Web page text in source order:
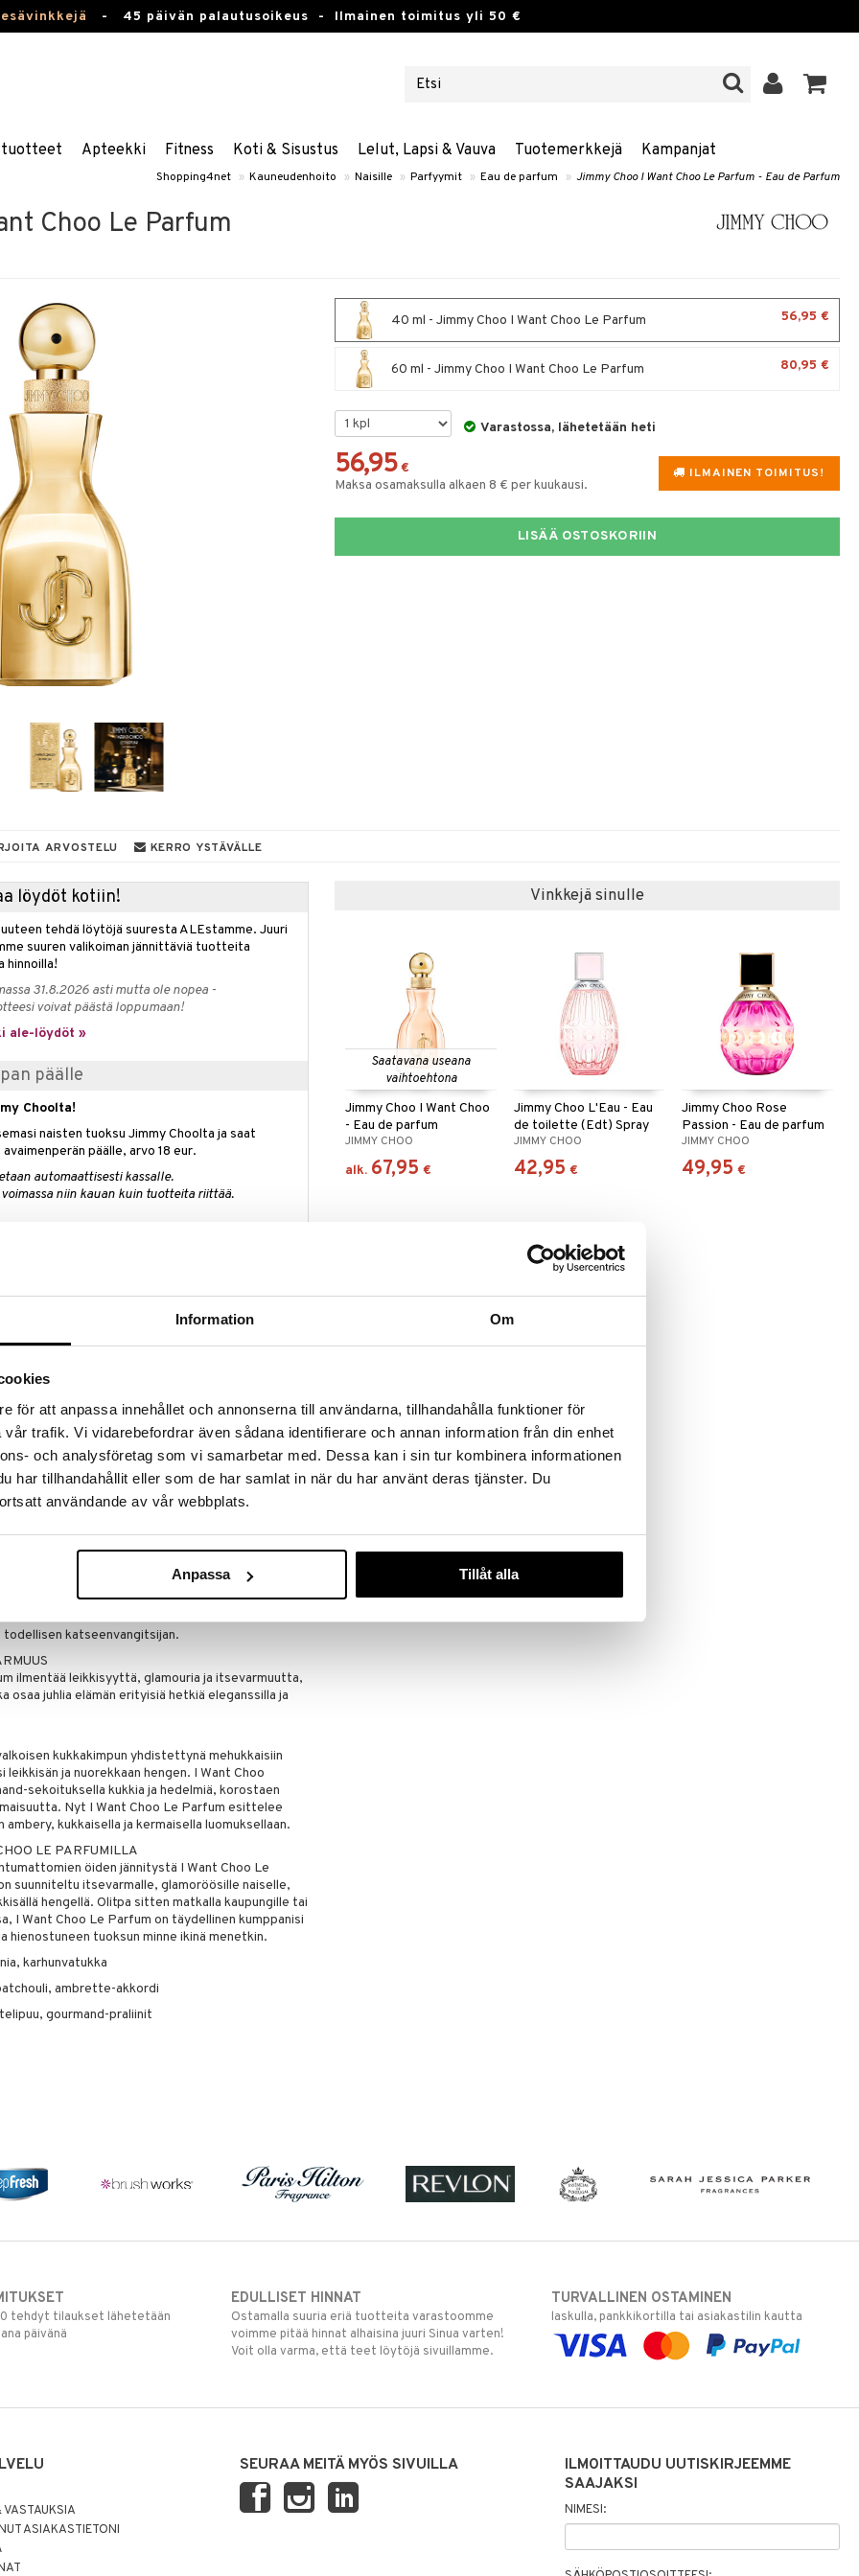
Information Om
för att anpassa innehållet och annonserna till användarna, tillhandahålla funktioner för
trafik. Vi vidarebefordrar även sådana identifierare och annan information från din enhet
och analysföretag som vi samarbetar med. Dessa kan i sin tur kombinera informationen
har tillhandahållit eller som de har samlat in när du har använt deras tjänster. Du
användande av vår webbplats.
Anpassa Tillåt alla
- 45 päivän palautusoikeus - Ilmainen toimitus yli 50 €
Apteekki Fitness Koti & Sisustus Lelut, Lapsi & Vauva Tuotemerkkejä Kampanjat
Shopping4net » Kauneudenhoito » Naisille » Parfyymit » Eau de parfum » Jimmy Choo I Want Choo Le Parfum - Eau de Parfum
Choo Le Parfum
40 ml - Jimmy Choo I Want Choo Le Parfum 56,95 €
60 ml - Jimmy Choo I Want Choo Le Parfum 80,95 €
Varastossa, lähetetään heti
ILMAINEN TOIMITUS!
56,95 €
Maksa osamaksulla alkaen 8 € per kuukausi.
LISÄÄ OSTOSKORIIN
ARVOSTELU KERRO YSTÄVÄLLE
löydöt kotiin!
tehdä löytöjä suuresta ALEstamme. Juuri
suuren valikoiman jännittäviä tuotteita
hinnoilla!
31.8.2026 asti mutta ole nopea -
voivat päästä loppumaan!
ale-löydöt »
päälle
Choolta!
naisten tuoksu Jimmy Choolta ja saat
päälle, arvo 18 eur.
automaattisesti kassalle.
voimassa niin kauan kuin tuotteita riittää.
ja Marie Salamagne
eleganssia, glamouria ja leikkisyyttä, luotu
PARFYYMI - LUMOAVAT LUXUS-
eloisalla päärynän, kultaisen gardenian ja
kermaisen ja hedelmäisen ensivaikutelman.
sekoituksen makeaa jasmiiniabsoluuttia, patchoulia
ja monimutkaisuutta. Lopuksi pohjanuotit
ja on täysin vastustamaton.
lumoavaan läpinäkyvään kultametalliseen
upea kuin se on olfaktorisesti houkutteleva.
korostaa entisestään tämän hienostuneen
katseenvangitsijan.
ilmentää leikkisyyttä, glamouria ja itsevarmuutta,
osaa juhlia elämän erityisiä hetkiä eleganssilla ja
kukkakimpun yhdistettynä mehukkaisiin
leikkisän ja nuorekkaan hengen. I Want Choo
sekoituksella kukkia ja hedelmiä, korostaen
Nyt I Want Choo Le Parfum esittelee
kukkaisella ja kermaisella luomuksellaan.
LE PARFUMILLA
öiden jännitystä I Want Choo Le
suunniteltu itsevarmalle, glamoröösille naiselle,
hengellä. Olitpa sitten matkalla kaupungille tai
I Want Choo Le Parfum on täydellinen kumppanisi
hienostuneen tuoksun minne ikinä menetkin.
karhunvatukka
ambrette-akkordi
gourmand-praliinit
Vinkkejä sinulle
Saatavana useana
vaihtoehtona
Jimmy Choo I Want Choo
- Eau de parfum
JIMMY CHOO
alk. 67,95 €
Jimmy Choo L'Eau - Eau
de toilette (Edt) Spray
JIMMY CHOO
42,95 €
Jimmy Choo Rose
Passion - Eau de parfum
JIMMY CHOO
49,95 €
tehdyt tilaukset lähetetään
päivänä
EDULLISET HINNAT
Ostamalla suuria eriä tuotteita varastoomme
voimme pitää hinnat alhaisina juuri Sinua varten!
Voit olla varma, että teet löytöjä sivuillamme.
TURVALLINEN OSTAMINEN
laskulla, pankkikortilla tai asiakastilin kautta
ASIAKASTIETONI
SEURAA MEITÄ MYÖS SIVUILLA
ILMOITTAUDU UUTISKIRJEEMME
SAAJAKSI
NIMESI: